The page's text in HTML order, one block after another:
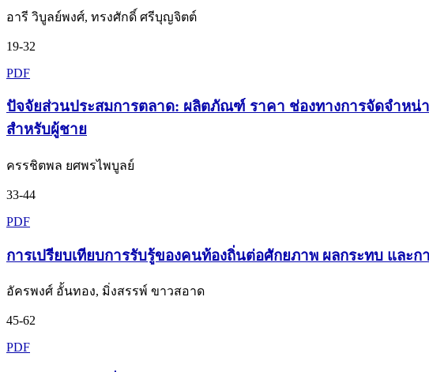
อารี วิบูลย์พงศ์, ทรงศักดิ์ ศรีบุญจิตต์
19-32
PDF
ปัจจัยส่วนประสมการตลาด: ผลิตภัณฑ์ ราคา ช่องทางการจัดจำห
สำหรับผู้ชาย
ครรชิตพล ยศพรไพบูลย์
33-44
PDF
การเปรียบเทียบการรับรู้ของคนท้องถิ่นต่อศักยภาพ ผลกระทบ และ
อัครพงศ์ อั้นทอง, มิ่งสรรพ์ ขาวสอาด
45-62
PDF